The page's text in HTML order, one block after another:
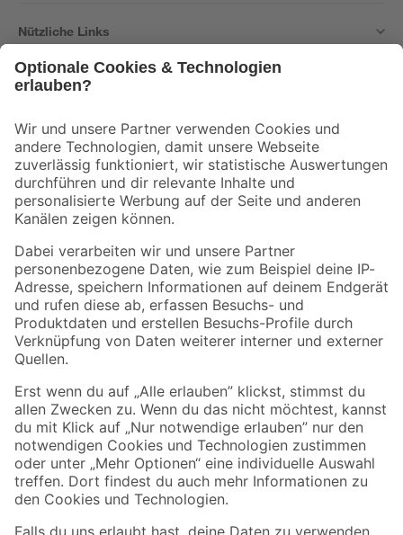
Nützliche Links
Der toom Newsletter: Keine Angebote und Aktionen mehr verpassen!
Zur Newsletter Anmeldung
Folge uns
Zahlungsarten Versandarten
Sicher einkaufen
Jetzt die toom-App herunterladen